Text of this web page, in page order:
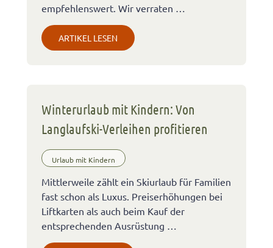
empfehlenswert. Wir verraten …
ARTIKEL LESEN
Winterurlaub mit Kindern: Von
Langlaufski-Verleihen profitieren
Urlaub mit Kindern
Mittlerweile zählt ein Skiurlaub für Familien
fast schon als Luxus. Preiserhöhungen bei
Liftkarten als auch beim Kauf der
entsprechenden Ausrüstung …